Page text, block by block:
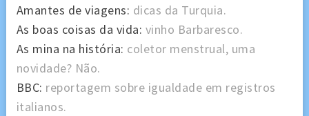
Amantes de viagens: dicas da Turquia.
As boas coisas da vida: vinho Barbaresco.
As mina na história: coletor menstrual, uma
novidade? Não.
BBC: reportagem sobre igualdade em registros
italianos.